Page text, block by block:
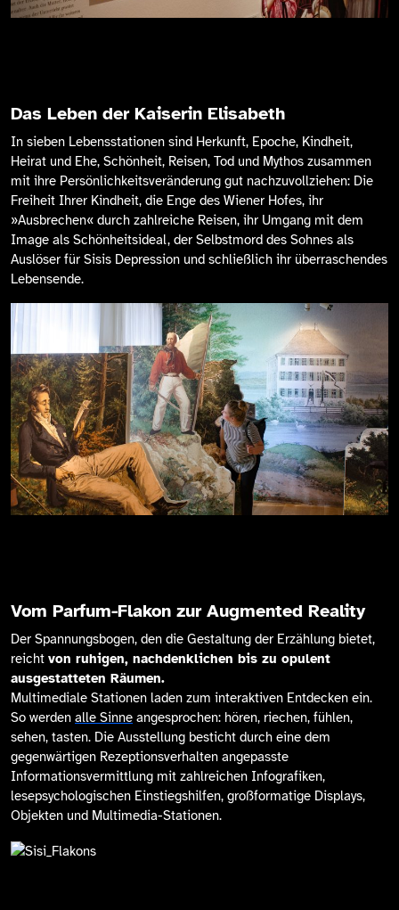
Das Leben der Kaiserin Elisabeth
In sieben Lebensstationen sind Herkunft, Epoche, Kindheit,
Heirat und Ehe, Schönheit, Reisen, Tod und Mythos zusammen
mit ihre Persönlichkeitsveränderung gut nachzuvollziehen: Die
Freiheit Ihrer Kindheit, die Enge des Wiener Hofes, ihr
»Ausbrechen« durch zahlreiche Reisen, ihr Umgang mit dem
Image als Schönheitsideal, der Selbstmord des Sohnes als
Auslöser für Sisis Depression und schließlich ihr überraschendes
Lebensende.
Vom Parfum-Flakon zur Augmented Reality
Der Spannungsbogen, den die Gestaltung der Erzählung bietet,
reicht von ruhigen, nachdenklichen bis zu opulent
ausgestatteten Räumen.
Multimediale Stationen laden zum interaktiven Entdecken ein.
So werden alle Sinne angesprochen: hören, riechen, fühlen,
sehen, tasten. Die Ausstellung besticht durch eine dem
gegenwärtigen Rezeptionsverhalten angepasste
Informationsvermittlung mit zahlreichen Infografiken,
lesepsychologischen Einstiegshilfen, großformatige Displays,
Objekten und Multimedia-Stationen.